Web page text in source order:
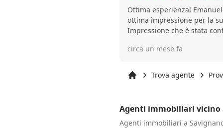
Ottima esperienza!
ottima impressione per la
Impressione che è stata
delucidazioni ad ogni mia domanda!! Quindi non posso
circa un mese fa
Trova agente
Agenti immobiliari vicino
Agenti immobiliari a